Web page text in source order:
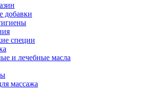
добавки
специи
и лечебные масла
массажа